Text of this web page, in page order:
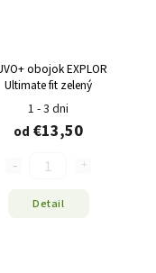
obojok EXPLOR
Ultimate fit zelený
1 - 3 dni
od €13,50
Detail